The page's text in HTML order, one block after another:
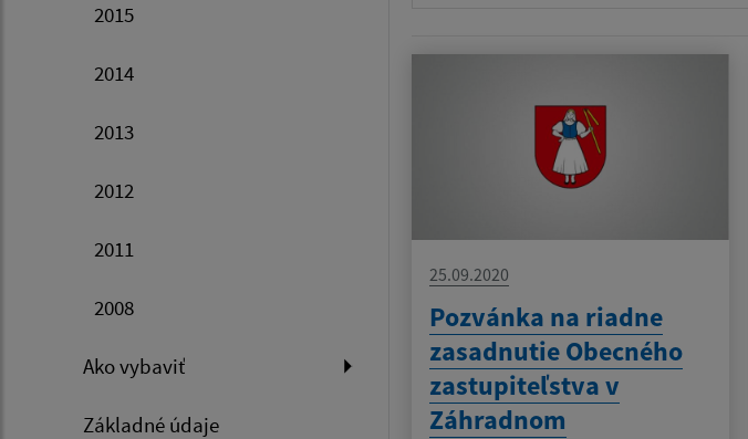
2015
2014
2013
2012
2011
2008
Ako vybaviť
Základné údaje
25.09.2020
Pozvánka na riadne
zasadnutie Obecného
zastupiteľstva v
Záhradnom